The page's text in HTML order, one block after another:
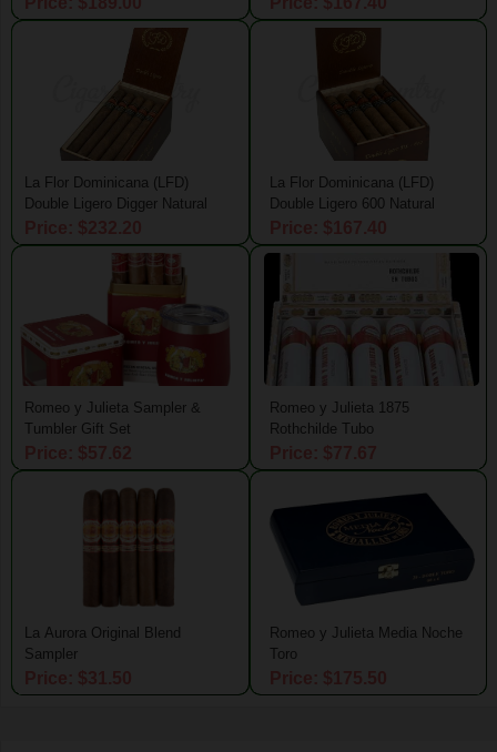
La Flor Dominicana (LFD)
Double Ligero Digger Natural
La Flor Dominicana (LFD)
Double Ligero 600 Natural
Romeo y Julieta Sampler &
Tumbler Gift Set
Romeo y Julieta 1875
Rothchilde Tubo
La Aurora Original Blend
Sampler
Romeo y Julieta Media Noche
Toro